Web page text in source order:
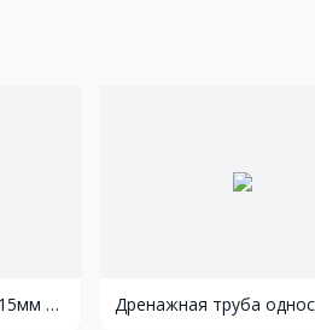
Крышка-дно колодца 315мм с уплотнительным кольцом